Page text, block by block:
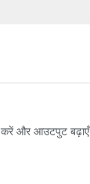
पैकिंग मशीनें
करें और आउटपुट बढ़ाएँ